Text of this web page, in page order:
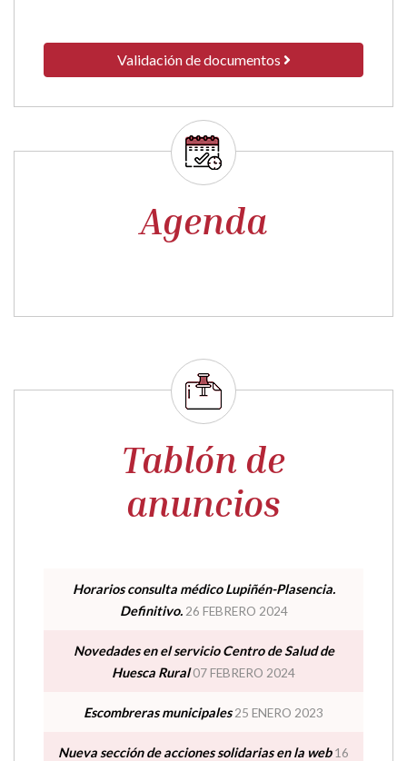
Validación de documentos
Agenda
Tablón de
anuncios
Horarios consulta médico Lupiñén-Plasencia.
Definitivo. 26 FEBRERO 2024
Novedades en el servicio Centro de Salud de
Huesca Rural 07 FEBRERO 2024
Escombreras municipales 25 ENERO 2023
Nueva sección de acciones solidarias en la web 16